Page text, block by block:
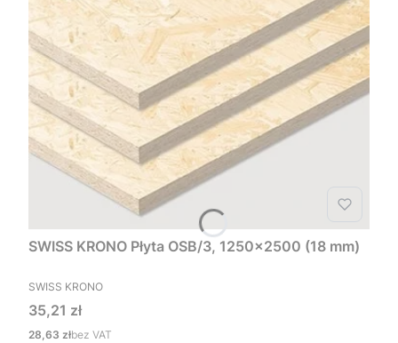
SWISS KRONO Płyta OSB/3, 1250x2500 (18 mm)
PRODUCENT
SWISS KRONO
Cena
35,21 zł
Cena
28,63 złbez VAT